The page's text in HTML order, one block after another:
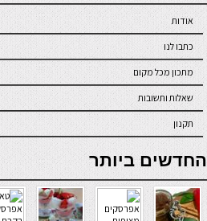
אודות
כתבו לנו
מתכון מכל מקום
שאלות ותשובות
תקנון
online casino
החדשים ביותר